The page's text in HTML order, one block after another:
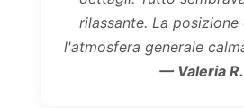
rilassante. La
l'atmosfera generale
— Valeria R.